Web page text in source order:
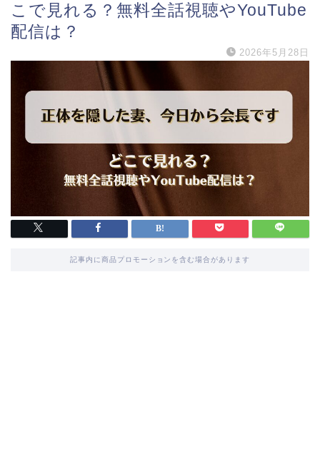
こで見れる？無料全話視聴やYouTube
配信は？
2026年5月28日
記事内に商品プロモーションを含む場合があります